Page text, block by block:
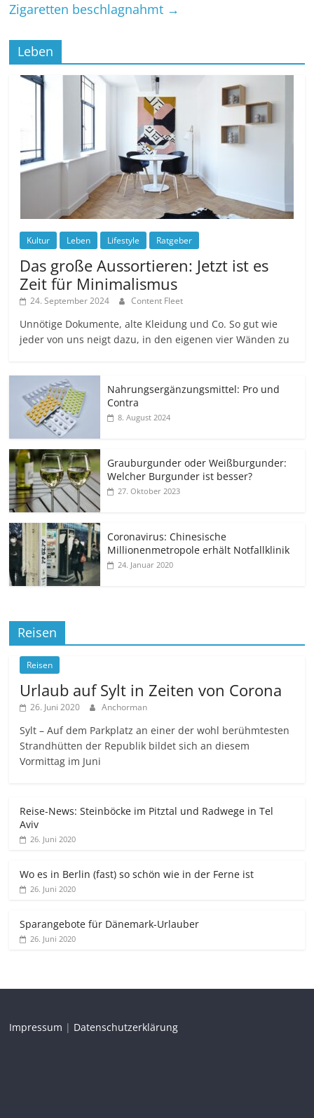
Zigaretten beschlagnahmt →
Leben
Kultur Leben Lifestyle Ratgeber
Das große Aussortieren: Jetzt ist es
Zeit für Minimalismus
24. September 2024 Content Fleet
Unnötige Dokumente, alte Kleidung und Co. So gut wie
jeder von uns neigt dazu, in den eigenen vier Wänden zu
Nahrungsergänzungsmittel: Pro und
Contra
8. August 2024
Grauburgunder oder Weißburgunder:
Welcher Burgunder ist besser?
27. Oktober 2023
Coronavirus: Chinesische
Millionenmetropole erhält Notfallklinik
24. Januar 2020
Reisen
Reisen
Urlaub auf Sylt in Zeiten von Corona
26. Juni 2020 Anchorman
Sylt – Auf dem Parkplatz an einer der wohl berühmtesten
Strandhütten der Republik bildet sich an diesem
Vormittag im Juni
Reise-News: Steinböcke im Pitztal und Radwege in Tel
Aviv
26. Juni 2020
Wo es in Berlin (fast) so schön wie in der Ferne ist
26. Juni 2020
Sparangebote für Dänemark-Urlauber
26. Juni 2020
Impressum | Datenschutzerklärung